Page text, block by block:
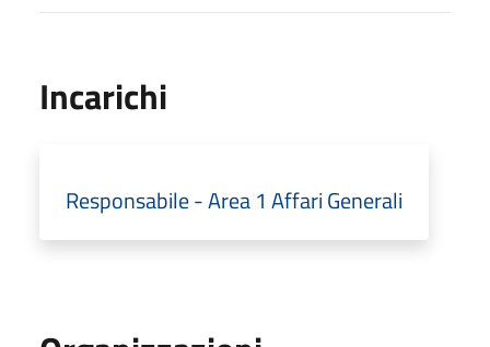
Incarichi
Responsabile - Area 1 Affari Generali